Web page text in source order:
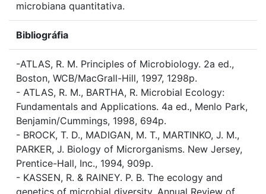
microbiana quantitativa.
Bibliográfia
-ATLAS, R. M. Principles of Microbiology. 2a ed.,
Boston, WCB/MacGrall-Hill, 1997, 1298p.
- ATLAS, R. M., BARTHA, R. Microbial Ecology:
Fundamentals and Applications. 4a ed., Menlo Park,
Benjamin/Cummings, 1998, 694p.
- BROCK, T. D., MADIGAN, M. T., MARTINKO, J. M.,
PARKER, J. Biology of Microrganisms. New Jersey,
Prentice-Hall, Inc., 1994, 909p.
- KASSEN, R. & RAINEY. P. B. The ecology and
genetics of microbial diversity. Annual Review of